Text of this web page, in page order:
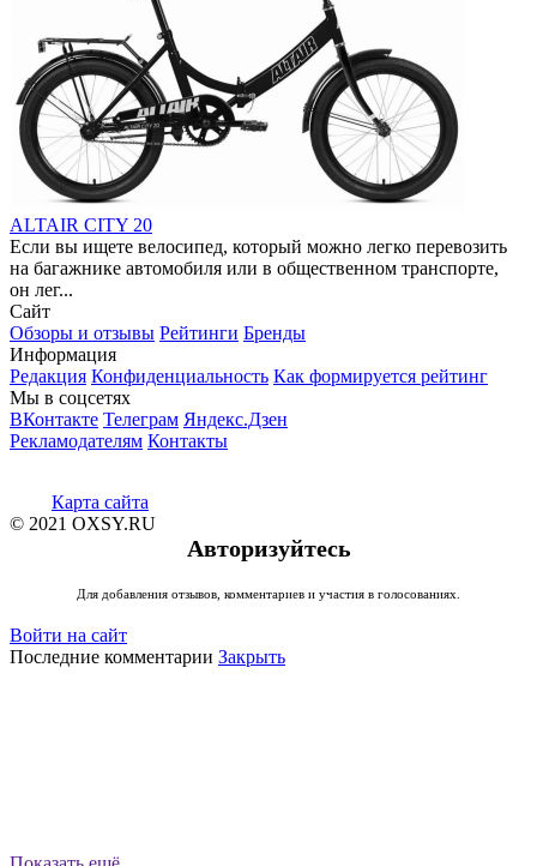
ALTAIR CITY 20
Если вы ищете велосипед, который можно легко перевозить
на багажнике автомобиля или в общественном транспорте,
он лег...
Сайт
Обзоры и отзывы Рейтинги Бренды
Информация
Редакция Конфиденциальность Как формируется рейтинг
Мы в соцсетях
ВКонтакте Телеграм Яндекс.Дзен
Рекламодателям Контакты
Карта сайта
© 2021 OXSY.RU
Авторизуйтесь
Для добавления отзывов, комментариев и участия в голосованиях.
Войти на сайт
Последние комментарии Закрыть